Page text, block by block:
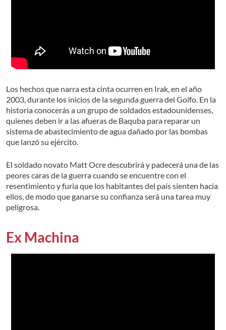
Los hechos que narra esta cinta ocurren en Irak, en el año
2003, durante los inicios de la segunda guerra del Golfo. En la
historia conocerás a un grupo de soldados estadounidenses,
quienes deben ir a las afueras de Baquba para reparar un
sistema de abastecimiento de agua dañado por las bombas
que lanzó su ejército.
El soldado novato Matt Ocre descubrirá y padecerá una de las
peores caras de la guerra cuando se encuentre con el
resentimiento y furia que los habitantes del país sienten hacia
ellos, de modo que ganarse su confianza será una tarea muy
peligrosa.
Ex Machina